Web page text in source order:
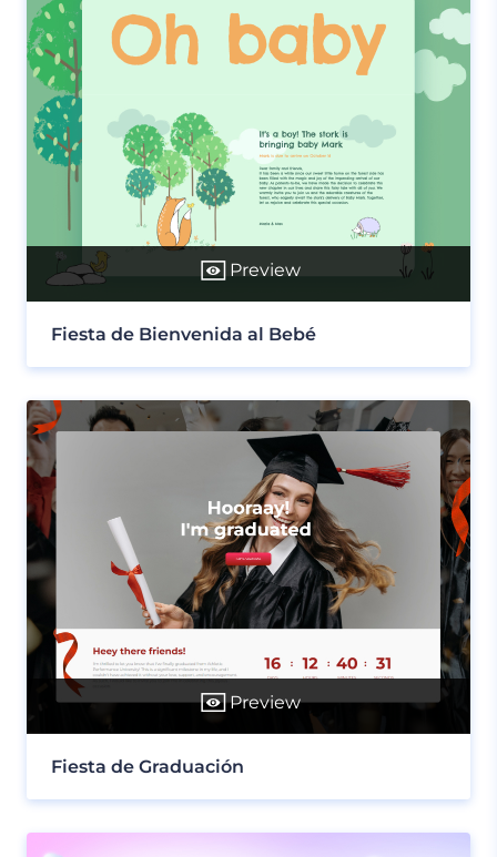
Preview
Fiesta de Bienvenida al Bebé
Preview
Fiesta de Graduación